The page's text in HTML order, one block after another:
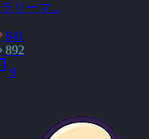
リーマ...
841
892
9